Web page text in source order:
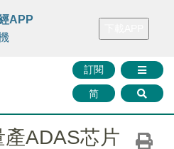
FINMETA 財華證券 媒體矩陣
訂閱
简
APP
ADAS芯片